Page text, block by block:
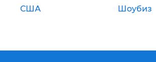
США Шоубиз